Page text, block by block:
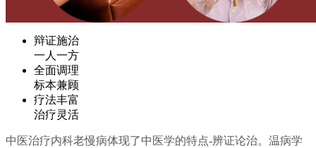
辩证施治
一人一方
全面调理
标本兼顾
疗法丰富
治疗灵活
中医治疗内科老慢病体现了中医学的特点-辨证论治。温病学